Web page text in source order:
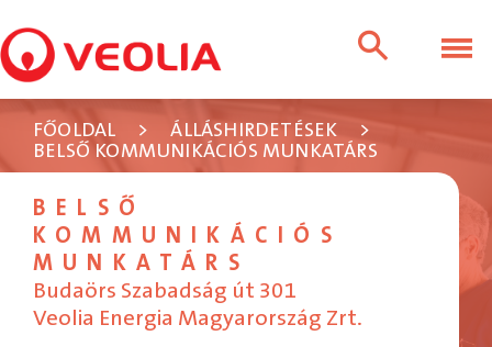
FŐOLDAL > ÁLLÁSHIRDETÉSEK
>
BELSŐ KOMMUNIKÁCIÓS MUNKATÁRS
BELSŐ
KOMMUNIKÁCIÓS
MUNKATÁRS
Budaörs Szabadság út 301
Veolia Energia Magyarország Zrt.